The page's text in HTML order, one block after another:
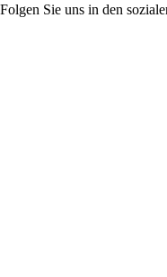
Folgen Sie uns in den